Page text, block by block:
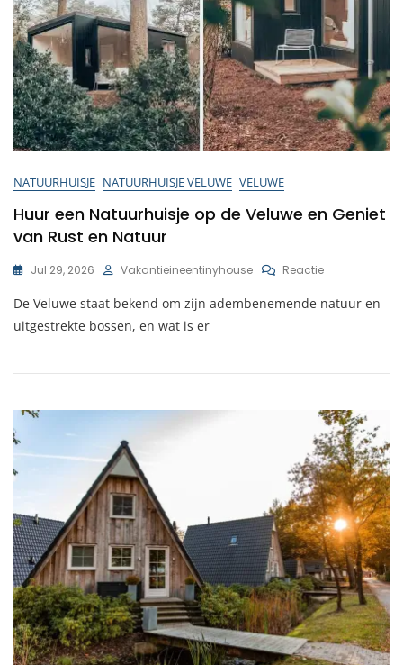
NATUURHUISJE NATUURHUISJE VELUWE VELUWE
Huur een Natuurhuisje op de Veluwe en Geniet
van Rust en Natuur
Jul 29, 2026 Vakantieineentinyhouse ReactieOp
Een
Veluwe
Van
Rust
En
Natuur
De Veluwe staat bekend om zijn adembenemende natuur en
uitgestrekte bossen, en wat is er